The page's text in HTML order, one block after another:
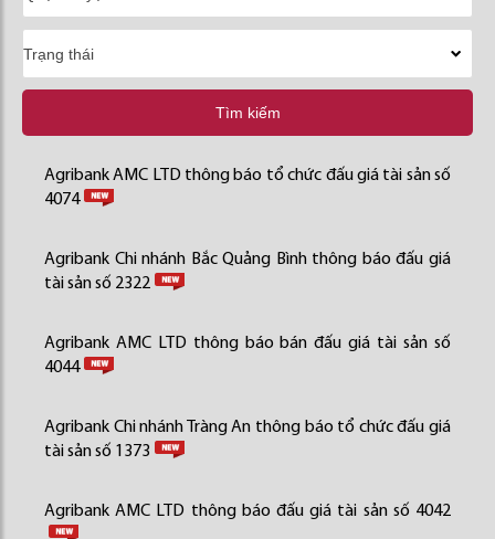
Tìm kiếm
Agribank AMC LTD thông báo tổ chức đấu giá tài sản số
4074
Agribank Chi nhánh Bắc Quảng Bình thông báo đấu giá
tài sản số 2322
Agribank AMC LTD thông báo bán đấu giá tài sản số
4044
Agribank Chi nhánh Tràng An thông báo tổ chức đấu giá
tài sản số 1373
Agribank AMC LTD thông báo đấu giá tài sản số 4042